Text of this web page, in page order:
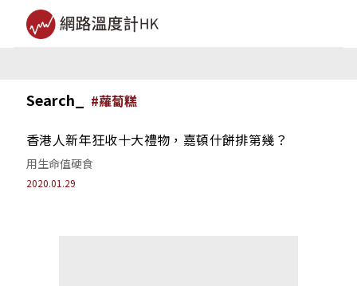
Search_ #蘿蔔糕
香港人新年狂收十大禮物，嘉頓什餅排第幾？
用生命值硬食
2020.01.29